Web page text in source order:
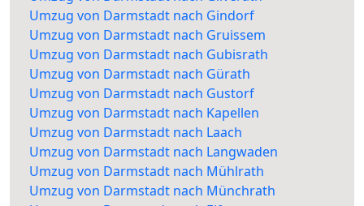
Umzug von Darmstadt nach Gindorf
Umzug von Darmstadt nach Gruissem
Umzug von Darmstadt nach Gubisrath
Umzug von Darmstadt nach Gürath
Umzug von Darmstadt nach Gustorf
Umzug von Darmstadt nach Kapellen
Umzug von Darmstadt nach Laach
Umzug von Darmstadt nach Langwaden
Umzug von Darmstadt nach Mühlrath
Umzug von Darmstadt nach Münchrath